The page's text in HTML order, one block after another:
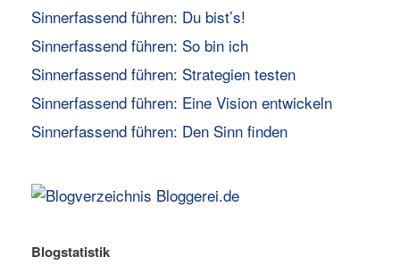
Sinnerfassend führen: Du bist’s!
Sinnerfassend führen: So bin ich
Sinnerfassend führen: Strategien testen
Sinnerfassend führen: Eine Vision entwickeln
Sinnerfassend führen: Den Sinn finden
Blogstatistik